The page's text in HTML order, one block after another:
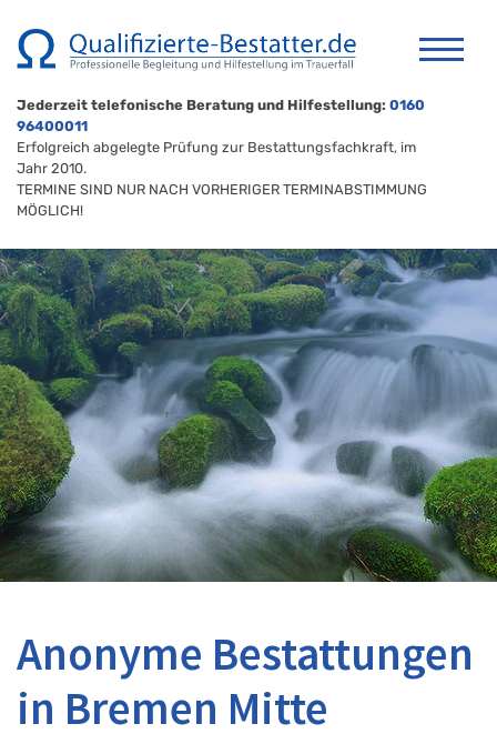
Jederzeit telefonische Beratung und Hilfestellung: 0160
96400011
Erfolgreich abgelegte Prüfung zur Bestattungsfachkraft, im
Jahr 2010.
TERMINE SIND NUR NACH VORHERIGER TERMINABSTIMMUNG
MÖGLICH!
Anonyme Bestattungen
in Bremen Mitte